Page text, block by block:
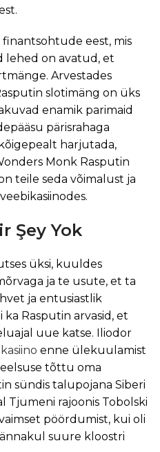
eest, mis
lehed on avatud, et
Arvestades
slotimäng on üks
enamik parimaid
pärisrahaga
harjutada,
Monk Rasputin
teile seda võimalust ja
Şey Yok
üksi, kuuldes
ja te usute, et ta
ja entusiastlik
Rasputin arvasid, et
uue katse. Iliodor
enne ülekuulamist
tõttu oma
sündis talupojana Siberi
Tjumeni rajoonis Tobolski
pöördumist, kui oli
suure kloostri